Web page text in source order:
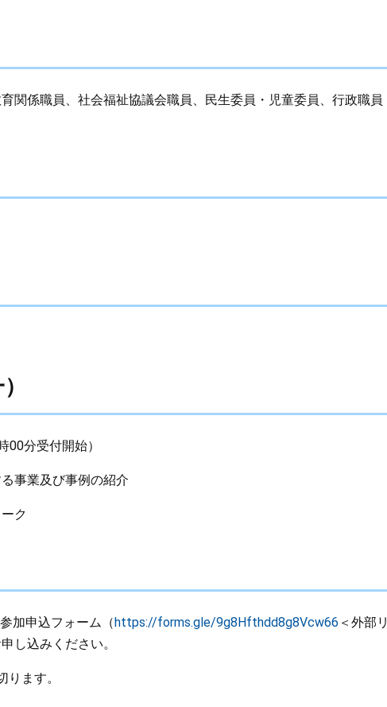
関係職員、社会福祉協議会職員、民生委員・児童委員、行政職員
分受付開始）
事業及び事例の紹介
ク
加申込フォーム（https://forms.gle/9g8Hfthdd8g8Vcw66 ＜外部リ
し込みください。
ます。